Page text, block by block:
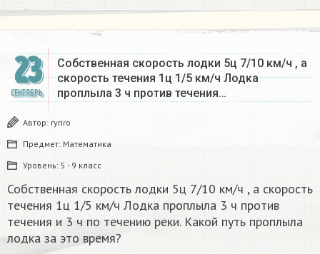
23
СЕНТЯБРЬ
Собственная скорость лодки 5ц 7/10 км/ч , а
скорость течения 1ц 1/5 км/ч Лодка
проплыла 3 ч против течения…
Автор: ryriro
Предмет: Математика
Уровень: 5 - 9 класс
Собственная скорость лодки 5ц 7/10 км/ч , а скорость
течения 1ц 1/5 км/ч Лодка проплыла 3 ч против
течения и 3 ч по течению реки. Какой путь проплыла
лодка за это время?